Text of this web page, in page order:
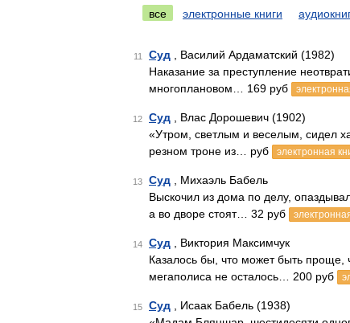
все
электронные книги
11 Суд , Василий Ардаматский (1982)
Наказание за преступление
многоплановом… 169 руб
12 Суд , Влас Дорошевич (1902)
«Утром, светлым и веселым, сидел
резном троне из… руб
электронная
13 Суд , Михаэль Бабель
Выскочил из дома по делу,
а во дворе стоят… 32 руб
14 Суд , Виктория Максимчук
Казалось бы, что может быть
мегаполиса не осталось… 200 руб
15 Суд , Исаак Бабель (1938)